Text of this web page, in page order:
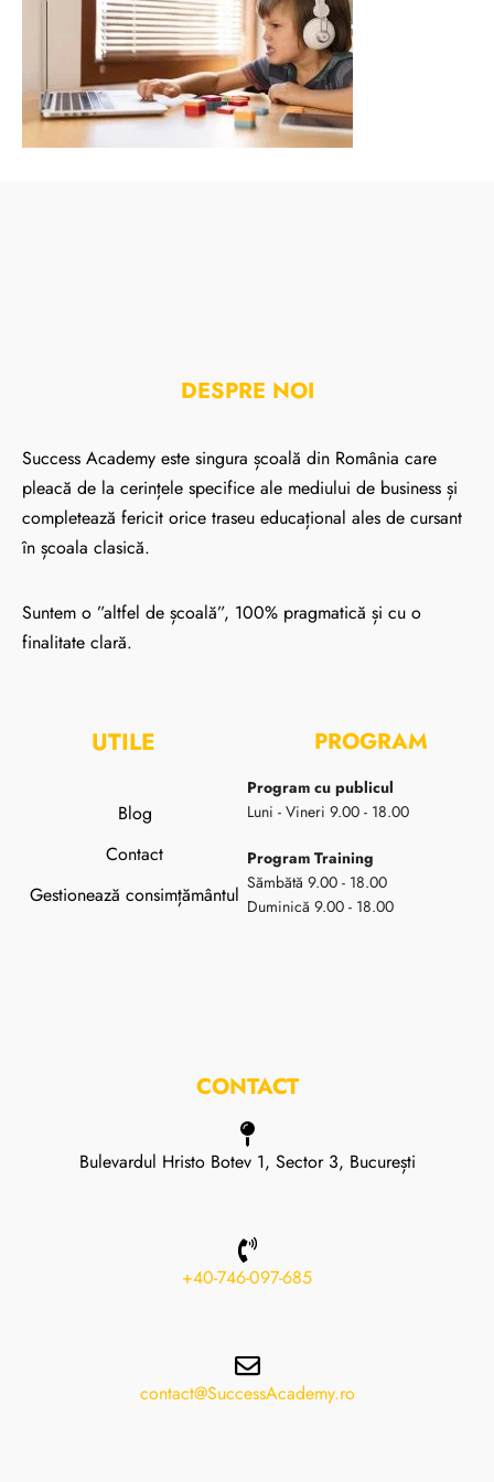
DESPRE NOI
Success Academy este singura școală din România care
pleacă de la cerințele specifice ale mediului de business și
completează fericit orice traseu educațional ales de cursant
în școala clasică.
Suntem o ”altfel de școală”, 100% pragmatică și cu o
finalitate clară.
UTILE
Blog
Contact
Gestionează consimțământul
PROGRAM
Program cu publicul
Luni - Vineri 9.00 - 18.00
Program Training
Sămbătă 9.00 - 18.00
Duminică 9.00 - 18.00
CONTACT
Bulevardul Hristo Botev 1, Sector 3, București
+40-746-097-685
contact@SuccessAcademy.ro